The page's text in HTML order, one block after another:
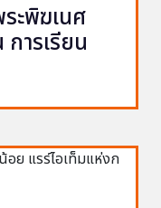
ะพิฆเนศ
ารเรียน